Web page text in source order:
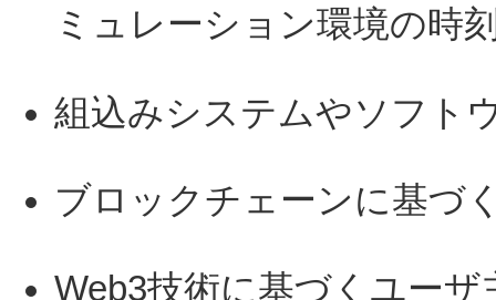
ミュレーション環境の時
組込みシステムやソフト
ブロックチェーンに基づ
Web3技術に基づくユーザ